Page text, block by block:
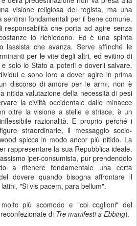
visione religiosa del regista, ma una
sentirsi fondamentali per il bene comune.
responsabilità che porta ad agire senza
lo richiedono. Ed è una spinta
lassista che avanza. Serve affinché le
per le vite degli altri, ed evitino di
solo lo Stato a poterli e doverli salvare.
e sono loro a dover agire in prima
discorso di amore per le armi, non è
nitida valutazione della necessità di pesi
la civiltà occidentale dalle minacce
oltre la visione a stelle e strisce, è un
razionalità. E proprio perché i
straordinarie, il messaggio socio-
spicca in modo ancor più nitido. La
rappresentare la sua Repubblica ideale.
iper-consumista, pur prendendolo
a ritenere fondamentale una certa
dovere quando bisogna affrontare il
"Si vis pacem, para bellum".
molto più scomodo e "coi coglioni" del
di Tre manifesti a Ebbing).